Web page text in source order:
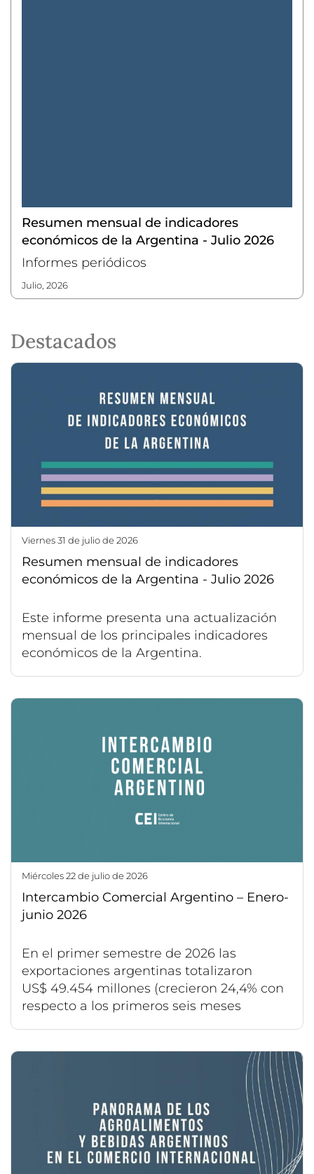
Resumen mensual de indicadores
económicos de la Argentina - Julio 2026
Informes periódicos
julio, 2026
Destacados
viernes 31 de julio de 2026
Resumen mensual de indicadores
económicos de la Argentina - Julio 2026
Este informe presenta una actualización
mensual de los principales indicadores
económicos de la Argentina.
miércoles 22 de julio de 2026
Intercambio Comercial Argentino – Enero-
junio 2026
En el primer semestre de 2026 las
exportaciones argentinas totalizaron
US$ 49.454 millones (crecieron 24,4% con
respecto a los primeros seis meses